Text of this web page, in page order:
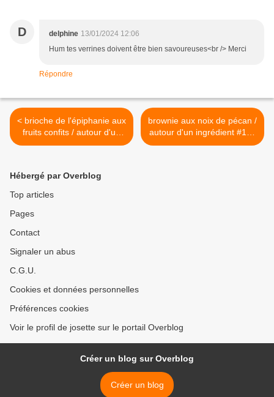
D delphine 13/01/2024 12:06
Hum tes verrines doivent être bien savoureuses<br /> Merci
Répondre
< brioche de l'épiphanie aux
fruits confits / autour d'un
ingrédient #105
brownie aux noix de pécan /
autour d'un ingrédient #106
>
Hébergé par Overblog
Top articles
Pages
Contact
Signaler un abus
C.G.U.
Cookies et données personnelles
Préférences cookies
Voir le profil de josette sur le portail Overblog
Créer un blog sur Overblog
Créer un blog